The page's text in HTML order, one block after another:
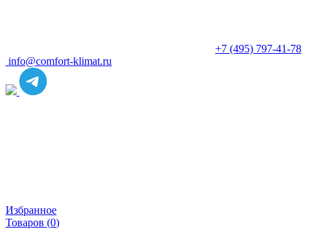
+7 (495) 797-41-78
info@comfort-klimat.ru
Избранное
Товаров (0)